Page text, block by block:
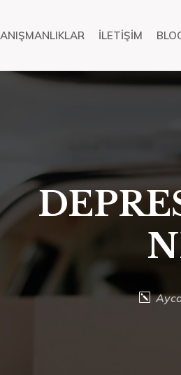
İLETİŞİM